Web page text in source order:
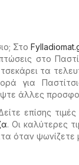
Στο
στο
τα
για
άλλες
επίσης
. Οι καλύτερες
όταν